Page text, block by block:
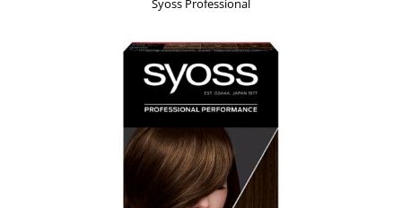
Servetele parfumate rufe
Capsule si Tablete pentru Masina
Detergent Pudra Automat
Syoss Professional